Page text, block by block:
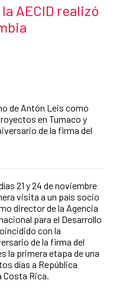
AECID realizó
de Antón Leis como
en Tumaco y
de la firma del
21 y 24 de noviembre
visita a un país socio
director de la Agencia
para el Desarrollo
con la
de la firma del
la primera etapa de una
días a República
Costa Rica.